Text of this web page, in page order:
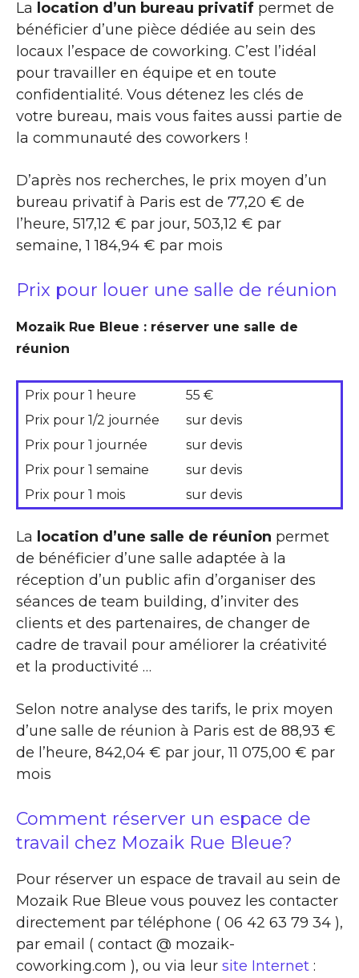
La location d’un bureau privatif permet de
bénéficier d’une pièce dédiée au sein des
locaux l’espace de coworking. C’est l’idéal
pour travailler en équipe et en toute
confidentialité. Vous détenez les clés de
votre bureau, mais vous faites aussi partie de
la communauté des coworkers !
D’après nos recherches, le prix moyen d’un
bureau privatif à Paris est de 77,20 € de
l’heure, 517,12 € par jour, 503,12 € par
semaine, 1 184,94 € par mois
Prix pour louer une salle de réunion
Mozaik Rue Bleue : réserver une salle de
réunion
Prix pour 1 heure
55 €
Prix pour 1/2 journée
sur devis
Prix pour 1 journée
sur devis
Prix pour 1 semaine
sur devis
Prix pour 1 mois
sur devis
La location d’une salle de réunion permet
de bénéficier d’une salle adaptée à la
réception d’un public afin d’organiser des
séances de team building, d’inviter des
clients et des partenaires, de changer de
cadre de travail pour améliorer la créativité
et la productivité …
Selon notre analyse des tarifs, le prix moyen
d’une salle de réunion à Paris est de 88,93 €
de l’heure, 842,04 € par jour, 11 075,00 € par
mois
Comment réserver un espace de
travail chez Mozaik Rue Bleue?
Pour réserver un espace de travail au sein de
Mozaik Rue Bleue vous pouvez les contacter
directement par téléphone ( 06 42 63 79 34 ),
par email ( contact @ mozaik-
coworking.com ), ou via leur site Internet :